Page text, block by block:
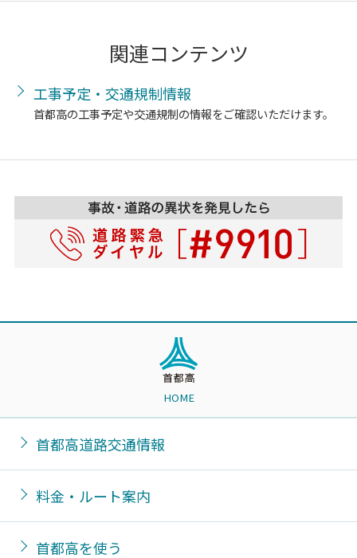
関連コンテンツ
工事予定・交通規制情報
首都高の工事予定や交通規制の情報をご確認いただけます。
HOME
首都高道路交通情報
料金・ルート案内
首都高を使う